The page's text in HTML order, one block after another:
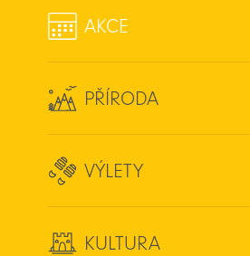
AKCE
PŘÍRODA
VÝLETY
KULTURA